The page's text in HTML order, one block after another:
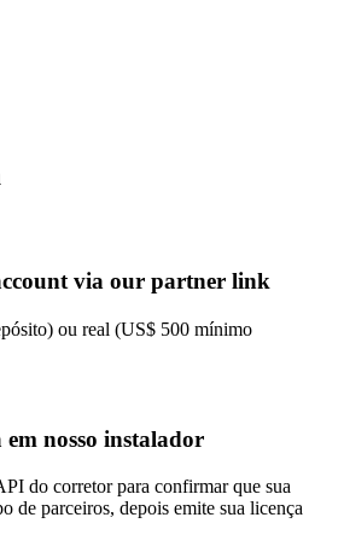
via our partner link
ou real (US$ 500 mínimo
nosso instalador
do corretor para confirmar que sua
de parceiros, depois emite sua licença